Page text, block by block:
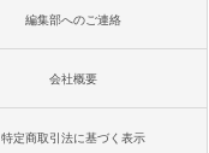
編集部へのご連絡
会社概要
特定商取引法に基づく表示